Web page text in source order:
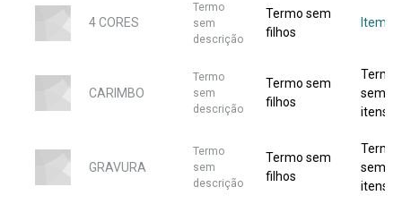
4 CORES
Termo
sem
descrição
Termo sem
filhos
Item
CARIMBO
Termo
sem
descrição
Termo sem
filhos
Termo
sem
itens
GRAVURA
Termo
sem
descrição
Termo sem
filhos
Termo
sem
itens